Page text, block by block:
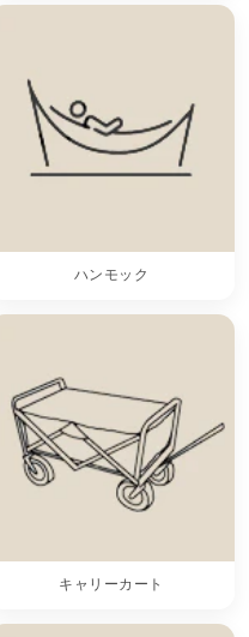
ハンモック
キャリーカート